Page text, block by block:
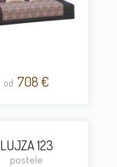
od 708 €
LUJZA 123
postele